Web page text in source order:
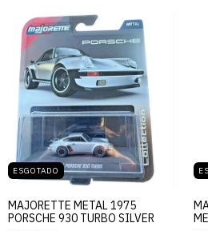
ESGOTADO
MAJORETTE METAL 1975
PORSCHE 930 TURBO SILVER